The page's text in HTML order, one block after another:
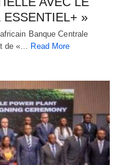
ESSENTIEL+ »
Banque Centrale
de «… Read More